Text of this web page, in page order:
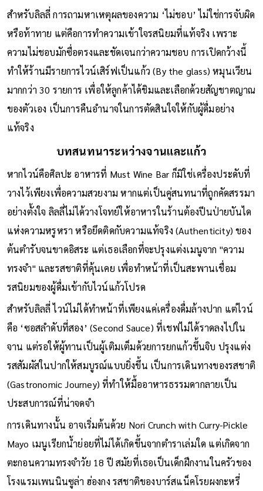
สำหรับลิลลี่ การถามหาเหตุผลของความ ‘ไม่ชอบ’ ไม่ใช่การจับผิด
หรือท้าทาย แต่คือการทำความเข้าใจรสนิยมที่แท้จริง เพราะ
ความไม่ชอบมักซื่อตรงและชัดเจนกว่าความชอบ การเปิดกว้างนี้
ทำให้ร้านมีรายการไวน์เสิร์ฟเป็นแก้ว (By the glass) หมุนเวียน
มากกว่า 30 รายการ เพื่อให้ลูกค้าได้ชิมและเลือกด้วยสัญชาตญาณ
ของตัวเอง เป็นการคืนอำนาจในการตัดสินใจให้กับผู้ดื่มอย่าง
แท้จริง
บทสนทนาระหว่างจานและแก้ว
หากไวน์คือศิลปะ อาหารที่ Must Wine Bar ก็มิใช่เครื่องประดับที่
วางไว้เพียงเพื่อความสวยงาม หากแต่เป็นคู่สนทนาที่ถูกคัดสรรมา
อย่างตั้งใจ ลิลลี่ไม่ได้วางโจทย์ให้อาหารในร้านต้องปีนป่ายบันได
แห่งความหรูหรา หรือยึดติดกับความแท้จริง (Authenticity) ของ
ต้นตำรับจนขาดอิสระ แต่เธอเลือกที่จะปรุงแต่งเมนูจาก "ความ
ทรงจำ" และรสชาติที่คุ้นเคย เพื่อทำหน้าที่เป็นสะพานเชื่อม
รสนิยมของผู้ดื่มเข้ากับไวน์แก้วโปรด
สำหรับลิลลี่ ไวน์ไม่ได้ทำหน้าที่เพียงแค่เครื่องดื่มล้างปาก แต่ไวน์
คือ ‘ซอสลำดับที่สอง’ (Second Sauce) ที่เชฟไม่ได้ราดลงไปใน
จาน แต่รอให้ผู้ทานเป็นผู้เติมเต็มด้วยการยกแก้วขึ้นจิบ ปรุงแต่ง
รสสัมผัสในปากให้สมบูรณ์แบบยิ่งขึ้น เป็นการเดินทางของรสชาติ
(Gastronomic Journey) ที่ทำให้มื้ออาหารธรรมดากลายเป็น
ประสบการณ์ที่น่าจดจำ
การเดินทางนั้น อาจเริ่มต้นด้วย Nori Crunch with Curry-Pickle
Mayo เมนูเรียกน้ำย่อยที่ไม่ได้เกิดขึ้นจากตำราเล่มใด แต่เกิดจาก
ตะกอนความทรงจำวัย 18 ปี สมัยที่เธอเป็นเด็กฝึกงานในครัวของ
โรงแรมเพนนินซูล่า ฮ่องกง รสชาติของบาร์สแน็คโรยผงกะหรี่